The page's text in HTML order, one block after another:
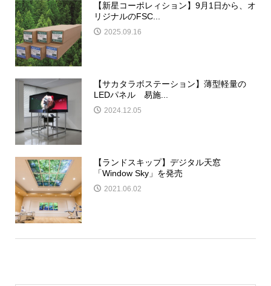
【新星コーポレィション】9月1日から、オ
リジナルのFSC...
2025.09.16
【サカタラボステーション】薄型軽量の
LEDパネル 易施...
2024.12.05
【ランドスキップ】デジタル天窓
「Window Sky」を発売
2021.06.02